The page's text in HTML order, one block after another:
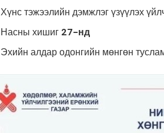
Хүнс тэжээлийн дэмжлэг үзүүлэх
Насны хишиг 27-нд
Эхийн алдар одонгийн мөнгөн